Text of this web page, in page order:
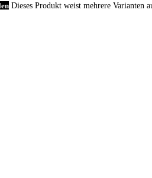
Dieses Produkt weist mehrere Varianten